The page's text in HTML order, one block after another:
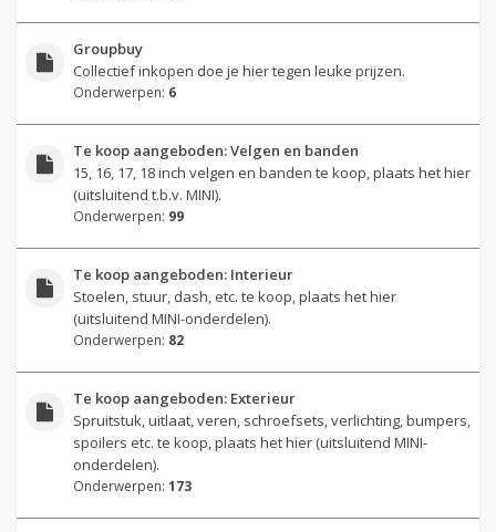
Groupbuy
Collectief inkopen doe je hier tegen leuke prijzen.
Onderwerpen: 6
Te koop aangeboden: Velgen en banden
15, 16, 17, 18 inch velgen en banden te koop, plaats het hier
(uitsluitend t.b.v. MINI).
Onderwerpen: 99
Te koop aangeboden: Interieur
Stoelen, stuur, dash, etc. te koop, plaats het hier
(uitsluitend MINI-onderdelen).
Onderwerpen: 82
Te koop aangeboden: Exterieur
Spruitstuk, uitlaat, veren, schroefsets, verlichting, bumpers,
spoilers etc. te koop, plaats het hier (uitsluitend MINI-
onderdelen).
Onderwerpen: 173